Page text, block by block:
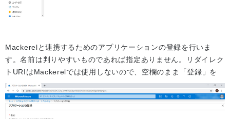
Mackerelと連携するためのアプリケーションの登録を行いま
す。名前は判りやすいものであれば指定ありません。リダイレク
トURIはMackerelでは使用しないので、空欄のまま「登録」を